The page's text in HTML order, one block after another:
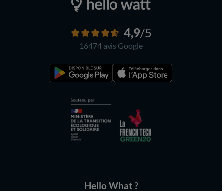
4,9/5
16474 avis Google
Hello What ?